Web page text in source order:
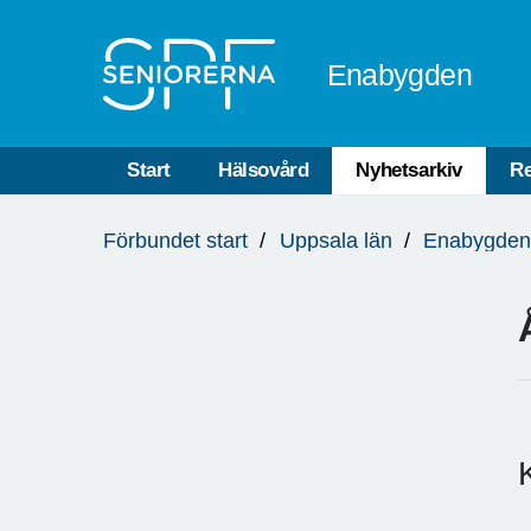
Enabygden
Start Hälsovård Nyhetsarkiv
är
Förbundet start Uppsala län Enabygden